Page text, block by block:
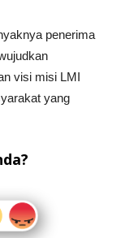
penerima
visi misi LMI
yang